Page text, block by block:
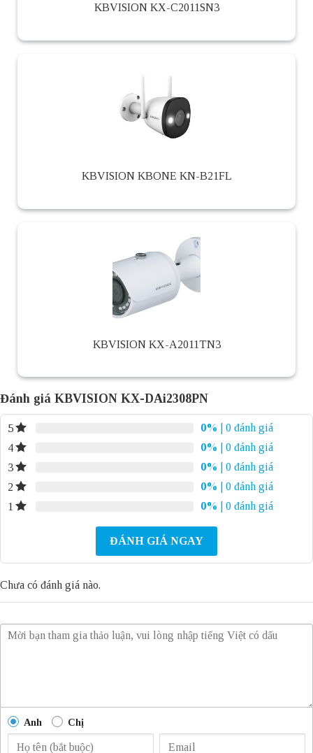
KBVISION KX-C2011SN3
KBVISION KBONE KN-B21FL
KBVISION KX-A2011TN3
Đánh giá KBVISION KX-DAi2308PN
5 0%
| 0 đánh giá
4
0%
| 0 đánh giá
3
0%
| 0 đánh giá
2
0%
| 0 đánh giá
1
0% | 0 đánh giá
ĐÁNH GIÁ NGAY
Chưa có đánh giá nào.
Anh Chị